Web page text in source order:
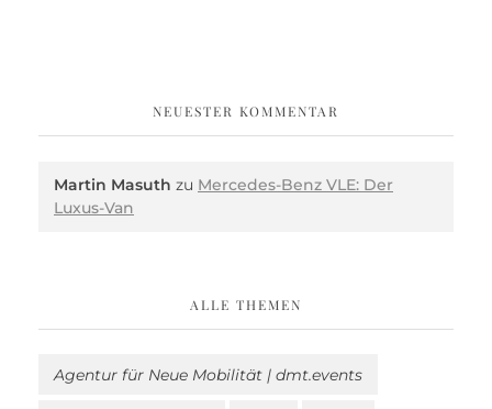
NEUESTER KOMMENTAR
Martin Masuth zu Mercedes-Benz VLE: Der
Luxus-Van
ALLE THEMEN
Agentur für Neue Mobilität | dmt.events